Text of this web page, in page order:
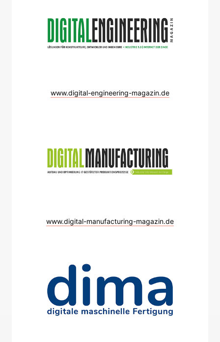
www.digital-engineering-magazin.de
www.digital-manufacturing-magazin.de